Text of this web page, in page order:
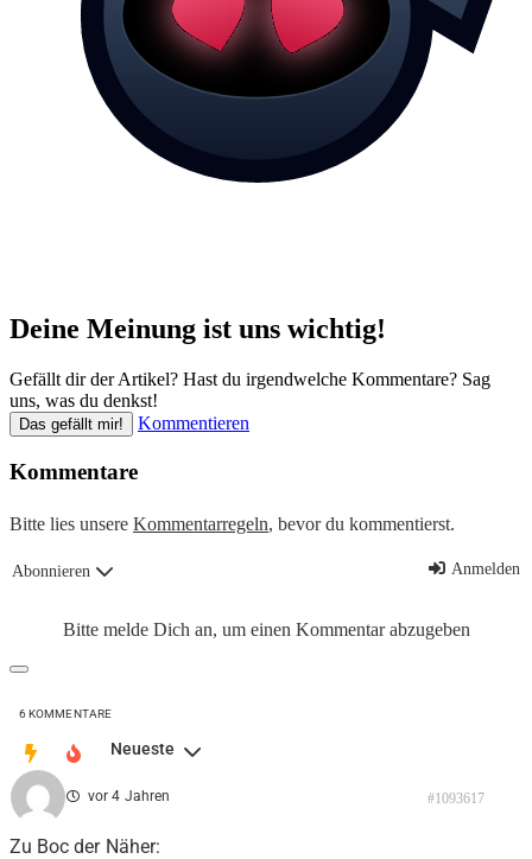
Deine Meinung ist uns wichtig!
Gefällt dir der Artikel? Hast du irgendwelche Kommentare? Sag
uns, was du denkst!
Das gefällt mir! Kommentieren
Kommentare
Bitte lies unsere Kommentarregeln, bevor du kommentierst.
Abonnieren Anmelden
Bitte melde Dich an, um einen Kommentar abzugeben
6 KOMMENTARE
Neueste
vor 4 Jahren #1093617
Zu Boc der Näher: